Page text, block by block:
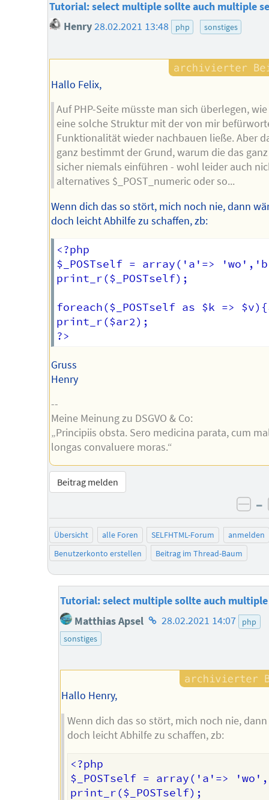
Tutorial: select multiple sollte auch multiple
Henry28.02.2021 13:48 php sonstiges
Hallo Felix,
Auf PHP-Seite müsste man sich überlegen,
eine solche Struktur mit der von mir
Funktionalität wieder nachbauen ließe. Aber
ganz bestimmt der Grund, warum die das ganz
sicher niemals einführen - wohl leider auch
alternatives $_POST_numeric oder so...
Wenn dich das so stört, mich noch nie, dann
doch leicht Abhilfe zu schaffen, zb:
<?php
$_POSTself = array('a'=>
print_r($_POSTself);
foreach($_POSTself as $k =>
print_r($ar2);
Gruss
Henry
--
Meine Meinung zu DSGVO & Co:
„Principiis obsta. Sero medicina parata, cum
longas convaluere moras.“
Beitrag melden
–
Übersicht alle Foren SELFHTML-Forum
anmelden
Benutzerkonto erstellen
Beitrag im Thread-Baum
Tutorial: select multiple sollte auch multiple
Matthias Apsel Homepage
28.02.2021 14:07
php
sonstiges
Hallo Henry,
Wenn dich das so stört, mich noch nie,
doch leicht Abhilfe zu schaffen, zb:
<?php
$_POSTself = array('a'=>
print_r($_POSTself);